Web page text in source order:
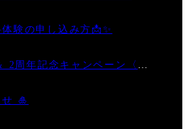
験の申し込み方📩✨
2周年記念キャンペーン〈第
🎍